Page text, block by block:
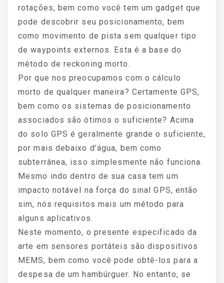
rotações, bem como você tem um gadget que
pode descobrir seu posicionamento, bem
como movimento de pista sem qualquer tipo
de waypoints externos. Esta é a base do
método de reckoning morto.
Por que nos preocupamos com o cálculo
morto de qualquer maneira? Certamente GPS,
bem como os sistemas de posicionamento
associados são ótimos o suficiente? Acima
do solo GPS é geralmente grande o suficiente,
por mais debaixo d’água, bem como
subterrânea, isso simplesmente não funciona.
Mesmo indo dentro de sua casa tem um
impacto notável na força do sinal GPS, então
sim, nós requisitos mais um método para
alguns aplicativos.
Neste momento, o presente especificado da
arte em sensores portáteis são dispositivos
MEMS, bem como você pode obtê-los para a
despesa de um hambúrguer. No entanto, se